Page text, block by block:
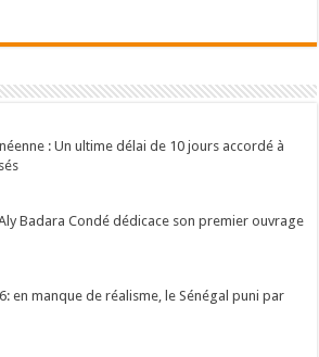
: Un ultime délai de 10 jours accordé à
Badara Condé dédicace son premier ouvrage
en manque de réalisme, le Sénégal puni par